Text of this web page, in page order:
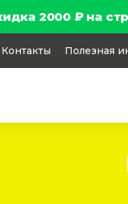
2000 ₽ на
Контакты Полезная